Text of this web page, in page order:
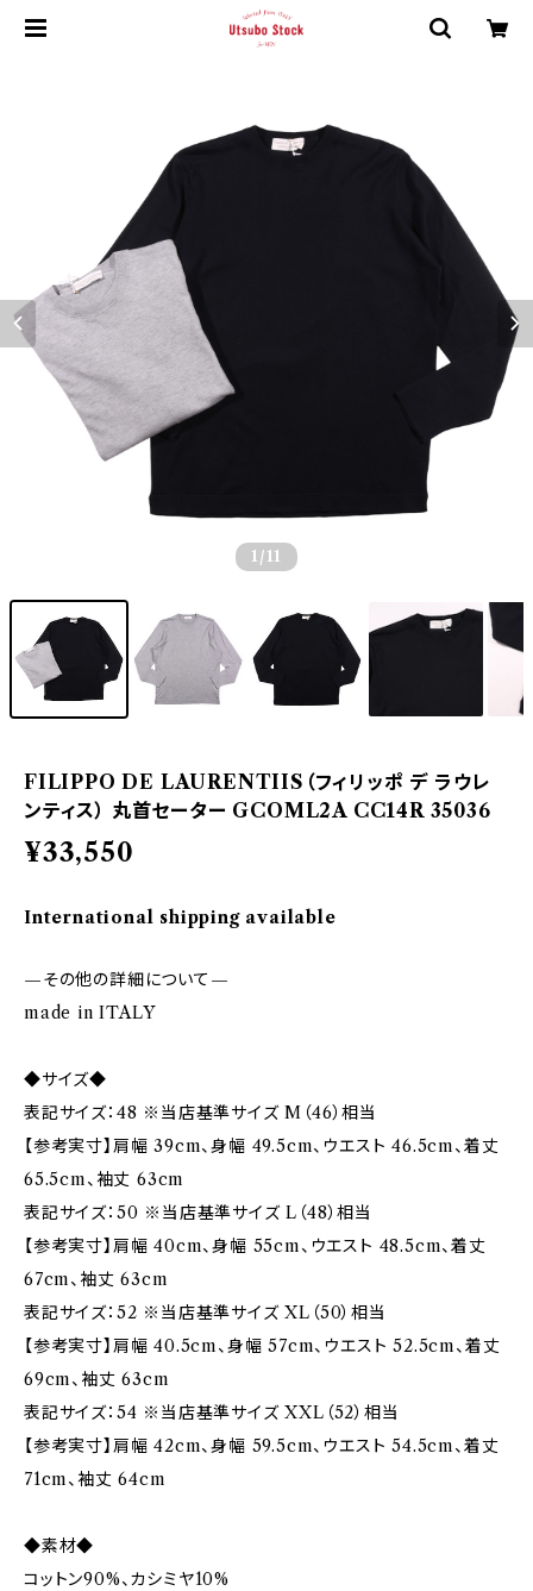
1 /11
FILIPPO DE LAURENTIIS（フィリッポ デ ラウレ
ンティス） 丸首セーター GCOML2A CC14R 35036
¥33,550
International shipping available
—その他の詳細について—
made in ITALY
◆サイズ◆
表記サイズ：48 ※当店基準サイズ M（46）相当
【参考実寸】肩幅 39cm、身幅 49.5cm、ウエスト 46.5cm、着丈
65.5cm、袖丈 63cm
表記サイズ：50 ※当店基準サイズ L（48）相当
【参考実寸】肩幅 40cm、身幅 55cm、ウエスト 48.5cm、着丈
67cm、袖丈 63cm
表記サイズ：52 ※当店基準サイズ XL（50）相当
【参考実寸】肩幅 40.5cm、身幅 57cm、ウエスト 52.5cm、着丈
69cm、袖丈 63cm
表記サイズ：54 ※当店基準サイズ XXL（52）相当
【参考実寸】肩幅 42cm、身幅 59.5cm、ウエスト 54.5cm、着丈
71cm、袖丈 64cm
◆素材◆
コットン90%、カシミヤ10%